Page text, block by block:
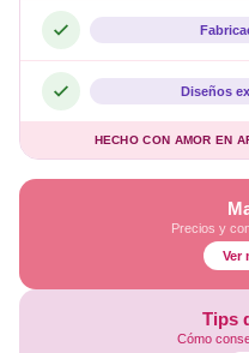
Precios y
Ver
Tips
Cómo
Diseños
HECHO CON AMOR EN